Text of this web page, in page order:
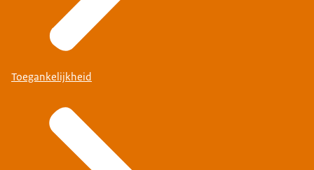
Toegankelijkheid